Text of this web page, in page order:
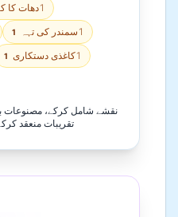
دھات کا1
1 سمندر کی تہہ 1
1 کاغذی دستکاری1
نقشے شامل کرکے، مصنوعات
تقریبات منعقد